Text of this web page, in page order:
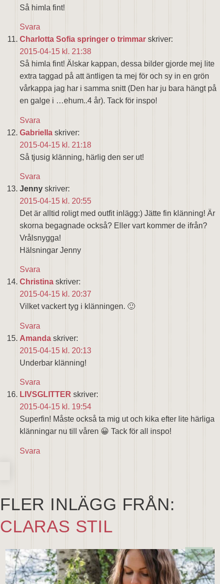
Så himla fint!
Svara
Charlotta Sofia springer o trimmar skriver:
2015-04-15 kl. 21:38
Så himla fint! Älskar kappan, dessa bilder gjorde mej lite
extra taggad på att äntligen ta mej för och sy in en grön
vårkappa jag har i samma snitt (Den har ju bara hängt på
en galge i …ehum..4 år). Tack för inspo!
Svara
Gabriella skriver:
2015-04-15 kl. 21:18
Så tjusig klänning, härlig den ser ut!
Svara
Jenny skriver:
2015-04-15 kl. 20:55
Det är alltid roligt med outfit inlägg:) Jätte fin klänning! Är
skorna begagnade också? Eller vart kommer de ifrån?
Vrålsnygga!
Hälsningar Jenny
Svara
Christina skriver:
2015-04-15 kl. 20:37
Vilket vackert tyg i klänningen. 🙂
Svara
Amanda skriver:
2015-04-15 kl. 20:13
Underbar klänning!
Svara
LIVSGLITTER skriver:
2015-04-15 kl. 19:54
Superfin! Måste också ta mig ut och kika efter lite härliga
klänningar nu till våren 😀 Tack för all inspo!
Svara
FLER INLÄGG FRÅN:
CLARAS STIL